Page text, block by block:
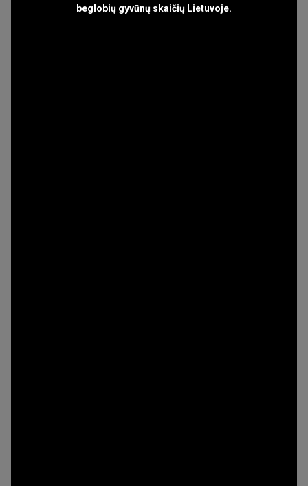
beglobių gyvūnų skaičių Lietuvoje.